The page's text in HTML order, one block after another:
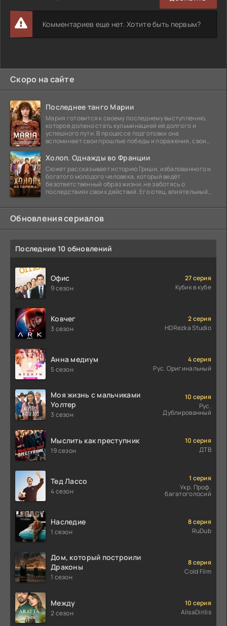
Комментариев еще нет. Хотите быть первым?
Скоро на сайте
Последнее танго Марии
Мария готовится к своему последнему выступлению,
которое должно стать кульминацией её долгого и
успешного пути. В процессе подготовки она
вспоминает свои прошлые победы и поражения, свои
Холоп. Однажды во Франции
Сюжет рассказывает историю Гриши, избалованного и
богатого молодого человека, который ведёт
безответственный образ жизни, не заботясь о
последствиях своих действий. Его отец, влиятельный
Обновления сериалов
Последние 10 обновлений
Офис
9 сезон
27 серия
Кубик в кубе
Ковчег
3 сезон
2 серия
HDRezka Studio
Анна медиум
5 сезон
4 серия
Рус. Оригинальный
Моя жизнь с мальчиками
Уолтер
3 сезон
10 серия
Рус.
Дублированный
Мыслить как преступник
19 сезон
10 серия
ДТВ
Тед Лассо
4 сезон
1 серия
Укр. Проф.
багатоголосий
Наследие
1 сезон
8 серия
RuDub
Дом, который построили
Драконы
1 сезон
8 серия
Cold Film
Между
2 сезон
10 серия
AlisaDirilis